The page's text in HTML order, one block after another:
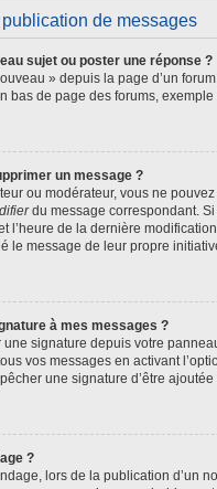
de messages
sujet ou poster une réponse ?
» depuis la page d’un
bas de page des forums, exemple
un message ?
ou modérateur, vous ne
du message correspondant. Si
l’heure de la dernière
le message de leur propre
à mes messages ?
une signature depuis votre
vos messages en activant
une signature d’être
?
lors de la publication d’un